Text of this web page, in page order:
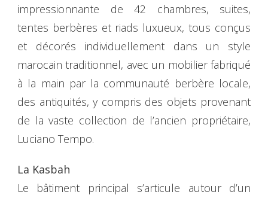
impressionnante de 42 chambres, suites,
tentes berbères et riads luxueux, tous conçus
et décorés individuellement dans un style
marocain traditionnel, avec un mobilier fabriqué
à la main par la communauté berbère locale,
des antiquités, y compris des objets provenant
de la vaste collection de l’ancien propriétaire,
Luciano Tempo.
La Kasbah
Le bâtiment principal s’articule autour d’un